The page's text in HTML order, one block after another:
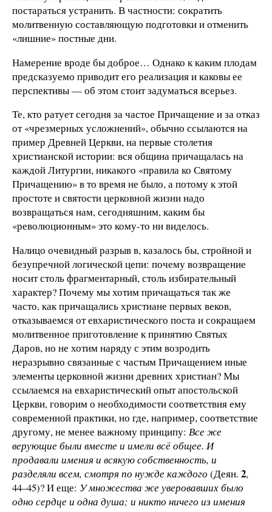
постараться устранить. В частности: сократить
молитвенную составляющую подготовки и отменить
«лишние» постные дни.
Намерение вроде бы доброе… Однако к каким плодам
предсказуемо приводит его реализация и каковы ее
перспективы — об этом стоит задуматься всерьез.
Те, кто ратует сегодня за частое Причащение и за отказ
от «чрезмерных усложнений», обычно ссылаются на
пример Древней Церкви, на первые столетия
христианской истории: вся община причащалась на
каждой Литургии, никакого «правила ко Святому
Причащению» в то время не было, а потому к этой
простоте и святости церковной жизни надо
возвращаться нам, сегодняшним, каким бы
«революционным» это кому-то ни виделось.
Налицо очевидный разрыв в, казалось бы, стройной и
безупречной логической цепи: почему возвращение
носит столь фрагментарный, столь избирательный
характер? Почему мы хотим причащаться так же
часто, как причащались христиане первых веков,
отказываемся от евхаристического поста и сокращаем
молитвенное приготовление к принятию Святых
Даров, но не хотим наряду с этим возродить
неразрывно связанные с частым Причащением иные
элементы церковной жизни древних христиан? Мы
ссылаемся на евхаристический опыт апостольской
Церкви, говорим о необходимости соответствия ему
современной практики, но где, например, соответствие
другому, не менее важному принципу: Все же
верующие были вместе и имели всё общее. И
продавали имения и всякую собственность, и
разделяли всем, смотря по нужде каждого (Деян. 2,
44–45)? И еще: У множества же уверовавших было
одно сердце и одна душа; и никто ничего из имения